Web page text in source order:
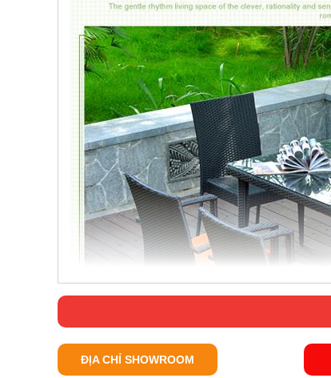
ĐỊA CHỈ SHOWROOM